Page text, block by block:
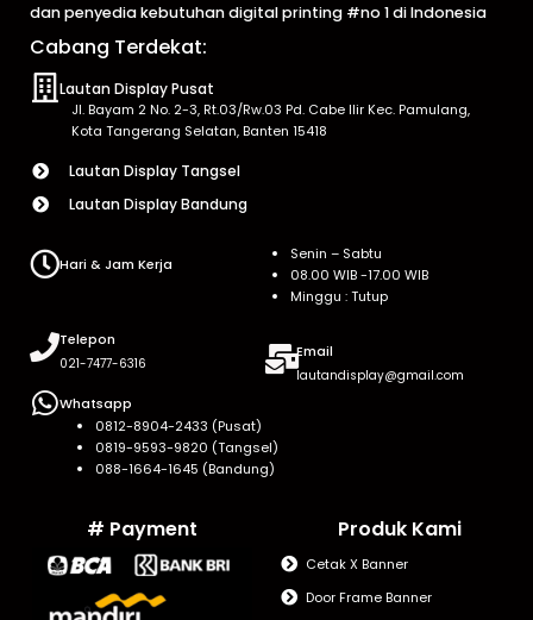
dan penyedia kebutuhan digital printing #no 1 di Indonesia
Cabang Terdekat:
Lautan Display Pusat
Jl. Bayam 2 No. 2-3, Rt.03/Rw.03 Pd. Cabe Ilir Kec. Pamulang,
Kota Tangerang Selatan, Banten 15418
Lautan Display Tangsel
Lautan Display Bandung
Hari & Jam Kerja
Senin – Sabtu
08.00 WIB -17.00 WIB
Minggu : Tutup
Telepon
021-7477-6316
Email
lautandisplay@gmail.com
Whatsapp
0812-8904-2433 (Pusat)
0819-9593-9820 (Tangsel)
088-1664-1645 (Bandung)
# Payment Produk Kami
Cetak X Banner
Door Frame Banner